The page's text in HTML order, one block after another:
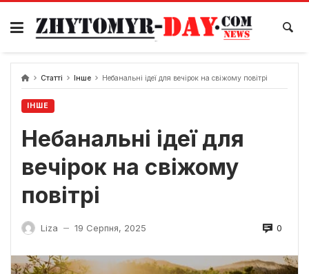
Skip
content
Статті Інше Небанальні ідеї для вечірок на свіжому повітрі
ІНШЕ
Небанальні ідеї для
вечірок на свіжому
повітрі
Liza — 19 Серпня, 2025 0